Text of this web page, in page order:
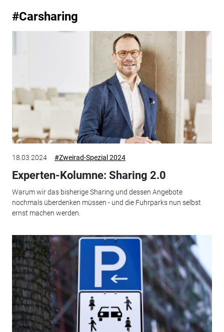
#Carsharing
18.03.2024 #Zweirad-Spezial 2024
Experten-Kolumne: Sharing 2.0
Warum wir das bisherige Sharing und dessen Angebote
nochmals überdenken müssen - und die Fuhrparks nun selbst
ernst machen werden.